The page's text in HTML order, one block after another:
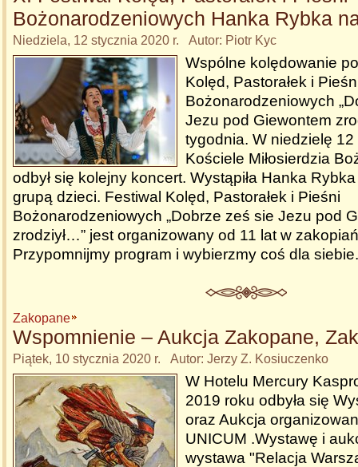
Bożonarodzeniowych Hanka Rybka
Niedziela, 12 stycznia 2020 r. Autor: Piotr Kyc
Wspólne kolędowanie
Kolęd, Pastorałek i
Bożonarodzeniowych
Jezu pod Giewontem
tygodnia. W niedzielę
Kościele Miłosierdzia
odbył się kolejny koncert. Wystąpiła Hanka
grupą dzieci. Festiwal Kolęd, Pastorałek i Pieśni
Bożonarodzeniowych „Dobrze ześ sie Jezu pod
zrodziył…” jest organizowany od 11 lat w
Przypomnijmy program i wybierzmy coś dla
Zakopane
Wspomnienie – Aukcja Zakopane,
Piątek, 10 stycznia 2020 r. Autor: Jerzy Z. Kosiuczenko
W Hotelu Mercury
2019 roku odbyła się
oraz Aukcja
UNICUM .Wystawę i
wystawa "Relacja